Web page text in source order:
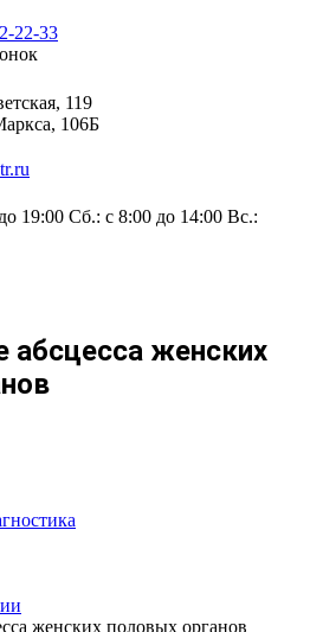
22-33
119
106Б
19:00 Сб.: с 8:00 до 14:00 Вс.:
абсцесса женских
женских половых органов